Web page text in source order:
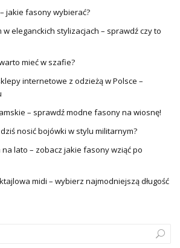
jakie fasony wybierać?
eleganckich stylizacjach – sprawdź czy to
mieć w szafie?
internetowe z odzieżą w Polsce –
– sprawdź modne fasony na wiosnę!
nosić bojówki w stylu militarnym?
lato – zobacz jakie fasony wziąć po
midi – wybierz najmodniejszą długość